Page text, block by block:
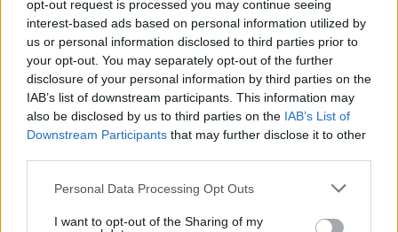
opt-out request is processed you may continue seeing
interest-based ads based on personal information utilized by
us or personal information disclosed to third parties prior to
your opt-out. You may separately opt-out of the further
disclosure of your personal information by third parties on the
IAB’s list of downstream participants. This information may
also be disclosed by us to third parties on the IAB’s List of
Downstream Participants that may further disclose it to other
Personal Data Processing Opt Outs
I want to opt-out of the Sharing of my